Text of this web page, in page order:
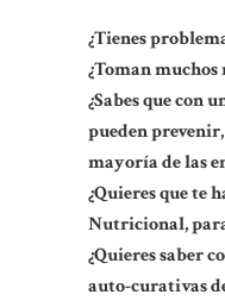
¿Tienes
¿Toman
¿Sabes que con
pueden
mayoría de las
¿Quieres que te
Nutricional,
¿Quieres saber
auto-curativas